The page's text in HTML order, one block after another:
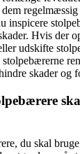
inspicere
Hvis der
udskifte
skader og
du skal